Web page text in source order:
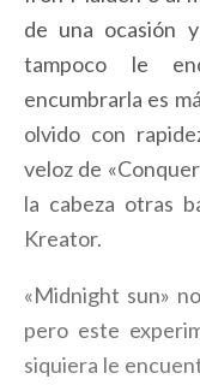
de una ocasión
tampoco le
encumbrarla es
olvido con
veloz de
la cabeza otras
Kreator.
«Midnight sun»
pero este
siquiera le